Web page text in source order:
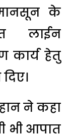
के
लाईन
कार्य हेतु
ने कहा
भी आपात